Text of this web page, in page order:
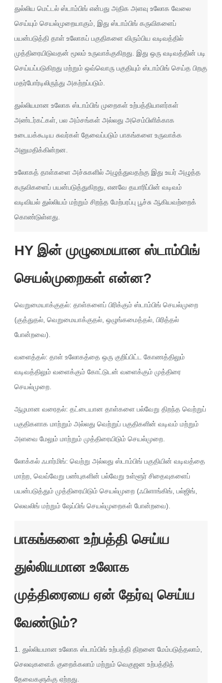
துல்லிய மெட்டல் ஸ்டாம்பிங் என்பது அதிக அளவு உலோக வேலை
செய்யும் செயல்முறையாகும், இது ஸ்டாம்பிங் கருவிகளைப்
பயன்படுத்தி தாள் உலோகப் பகுதிகளை விரும்பிய வடிவத்தில்
முத்திரையிடுவதன் மூலம் உருவாக்குகிறது. இது ஒரு வடிவத்தின் படி
செய்யப்படுகிறது மற்றும் ஒவ்வொரு பகுதியும் ஸ்டாம்பிங் செய்த பிறகு
மதர்போர்டிலிருந்து அகற்றப்படும்.
துல்லியமான உலோக ஸ்டாம்பிங் முறைகள் உற்பத்தியாளர்கள்
அண்டர்கட்கள், பல அம்சங்கள் அல்லது அசெம்பிளிக்காக
உடையக்கூடிய சுவர்கள் தேவைப்படும் பாகங்களை உருவாக்க
அனுமதிக்கின்றன.
உலோகத் தாள்களை அச்சுகளில் அழுத்துவதற்கு இது உயர் அழுத்த
கருவிகளைப் பயன்படுத்துகிறது, எனவே தயாரிப்பின் வடிவம்
வடிவியல் துல்லியம் மற்றும் சிறந்த மேற்பரப்பு பூச்சு ஆகியவற்றைக்
கொண்டுள்ளது.
HY இன் முழுமையான ஸ்டாம்பிங்
செயல்முறைகள் என்ன?
வெறுமையாக்குதல்: தாள்களைப் பிரிக்கும் ஸ்டாம்பிங் செயல்முறை
(குத்துதல், வெறுமையாக்குதல், ஒழுங்கமைத்தல், பிரித்தல்
போன்றவை).
வளைத்தல்: தாள் உலோகத்தை ஒரு குறிப்பிட்ட கோணத்திலும்
வடிவத்திலும் வளைக்கும் கோட்டுடன் வளைக்கும் முத்திரை
செயல்முறை.
ஆழமான வரைதல்: தட்டையான தாள்களை பல்வேறு திறந்த வெற்றுப்
பகுதிகளாக மாற்றும் அல்லது வெற்றுப் பகுதிகளின் வடிவம் மற்றும்
அளவை மேலும் மாற்றும் முத்திரையிடும் செயல்முறை.
லோக்கல் ஃபார்மிங்: வெற்று அல்லது ஸ்டாம்பிங் பகுதியின் வடிவத்தை
மாற்ற, வெவ்வேறு பண்புகளின் பல்வேறு உள்ளூர் சிதைவுகளைப்
பயன்படுத்தும் முத்திரையிடும் செயல்முறை (ஃபிளாங்கிங், பல்ஜிங்,
லெவலிங் மற்றும் ஷேப்பிங் செயல்முறைகள் போன்றவை).
பாகங்களை உற்பத்தி செய்ய
துல்லியமான உலோக
முத்திரையை ஏன் தேர்வு செய்ய
வேண்டும்?
1. துல்லியமான உலோக ஸ்டாம்பிங் உற்பத்தி திறனை மேம்படுத்தலாம்,
செலவுகளைக் குறைக்கலாம் மற்றும் வெகுஜன உற்பத்தித்
தேவைகளுக்கு ஏற்றது.